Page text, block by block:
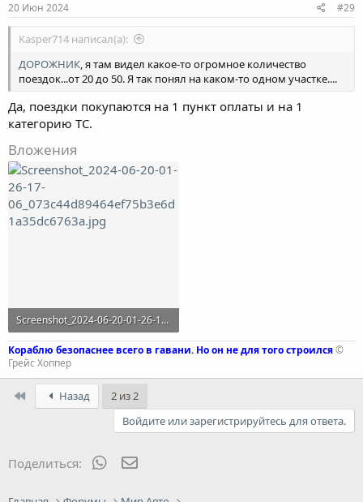
20 Июн 2024 #29
Kasper714 написал(а):
ДОРОЖНИК, я там видел какое-то огромное количество
поездок...от 20 до 50. Я так понял на каком-то одном участке....
Да, поездки покупаются на 1 пункт оплаты и на 1
категорию ТС.
Вложения
Screenshot_2024-06-20-01-26-17-06_073c44d89464ef75b3e6d1a35dc6763a.jpg
68.2 KB · Просмотры: 5
Кораблю безопаснее всего в гавани. Но он не для того строился©
Грейс Хоппер
Назад
2 из 2
Войдите или зарегистрируйтесь для ответа.
Поделиться: WhatsApp